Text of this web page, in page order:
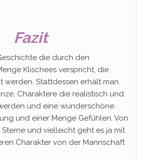
Fazit
die durch den
Klischees verspricht, die
werden. Stattdessen erhält man
Charaktere die realistisch und
und eine wunderschöne
und einer Menge Gefühlen. Von
und vielleicht geht es ja mit
Charakter von der Mannschaft